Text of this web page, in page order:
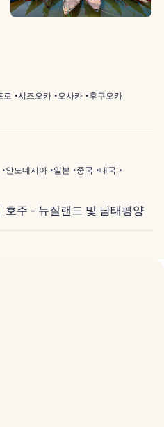
로 시즈오카 오사카
후쿠오카
인도네시아 일본 중국
태국
호주 - 뉴질랜드 및 남태평양